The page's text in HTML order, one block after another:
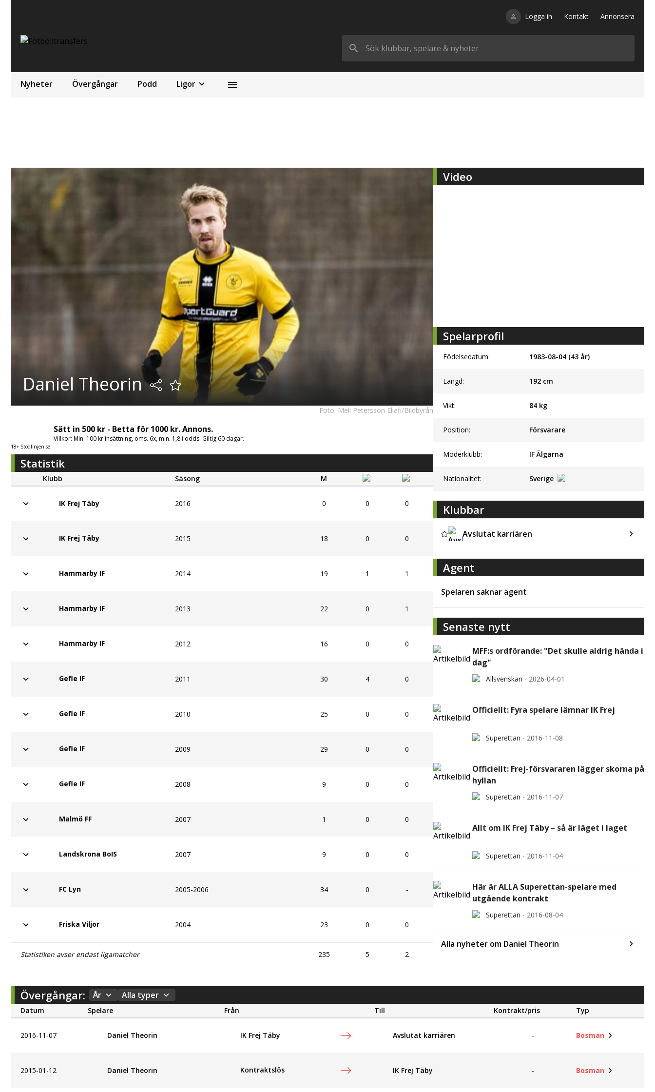
Logga in Kontakt Annonsera
Nyheter Övergångar Podd Ligor
Daniel Theorin
Foto: Meli Petersson Ellafi/Bildbyrån
18+ Stödlinjen.se
Sätt in 500 kr - Betta för 1000 kr. Annons.
Villkor: Min. 100 kr insättning, oms. 6x, min. 1,8 i odds. Giltig 60 dagar.
Statistik
Klubb Säsong M
IK Frej Täby 2016 0 0 0
IK Frej Täby 2015 18 0 0
Hammarby IF 2014 19 1 1
Hammarby IF 2013 22 0 1
Hammarby IF 2012 16 0 0
Gefle IF 2011 30 4 0
Gefle IF 2010 25 0 0
Gefle IF 2009 29 0 0
Gefle IF 2008 9 0 0
Malmö FF 2007 1 0 0
Landskrona BoIS 2007 9 0 0
FC Lyn 2005-2006 34 0 -
Friska Viljor 2004 23 0 0
Statistiken avser endast ligamatcher 235 5 2
Video
Spelarprofil
Födelsedatum: 1983-08-04 (43 år)
Längd: 192cm
Vikt: 84kg
Position: Försvarare
Moderklubb: IF Älgarna
Nationalitet: Sverige
Klubbar
Avslutat karriären
Agent
Spelaren saknar agent
Senaste nytt
MFF:s ordförande: "Det skulle aldrig hända i
dag"
Allsvenskan - 2026-04-01
Officiellt: Fyra spelare lämnar IK Frej
Superettan - 2016-11-08
Officiellt: Frej-försvararen lägger skorna på
hyllan
Superettan - 2016-11-07
Allt om IK Frej Täby – så är läget i laget
Superettan - 2016-11-04
Här är ALLA Superettan-spelare med
utgående kontrakt
Superettan - 2016-08-04
Alla nyheter om Daniel Theorin
Övergångar: År Alla typer
Datum Spelare Från Till Kontrakt/pris Typ
2016-11-07 Daniel Theorin IK Frej Täby Avslutat karriären - Bosman
2015-01-12 Daniel Theorin Kontraktslös IK Frej Täby - Bosman